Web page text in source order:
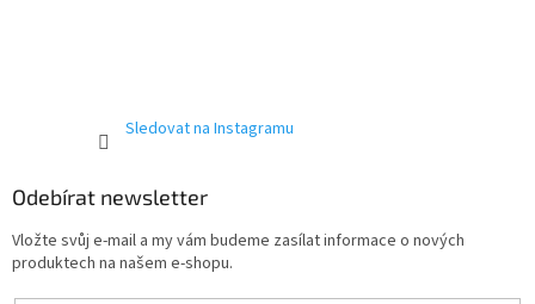
Sledovat na Instagramu
Odebírat newsletter
Vložte svůj e-mail a my vám budeme zasílat informace o nových
produktech na našem e-shopu.